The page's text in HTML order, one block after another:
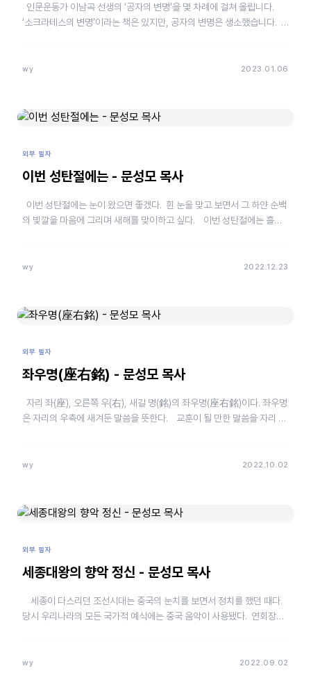
인문운동가 이남곡 선생의 ‘공자의 변명’을 몇 차례에 걸쳐 올립니다.
‘소크라테스의 변명’이라는 책은 있지만, 공자의 변명은 생소했습니다.
wy 2023.01.06
외부 필자
이번 성탄절에는 - 문성모 목사
의 빛깔을 마음에 그리며 새해를 맞이하고 싶다. 이번 성탄절에는 흘러
wy 2022.12.23
외부 필자
좌우명(座右銘) - 문성모 목사
자리 좌(座), 오른쪽 우(右), 새길 명(銘)의 좌우명(座右銘)이다. 좌우명
은 자리의 우측에 새겨둔 말씀을 뜻한다. 교훈이 될 만한 말씀을 자리 가
wy 2022.10.02
외부 필자
세종대왕의 향악 정신 - 문성모 목사
당시 우리나라의 모든 국가적 예식에는 중국 음악이 사용됐다. 연회장에
wy 2022.09.02